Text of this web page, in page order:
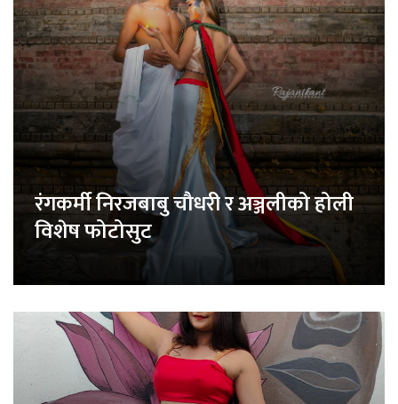
रंगकर्मी निरजबाबु चौधरी र अञ्जलीको होली
विशेष फोटोसुट